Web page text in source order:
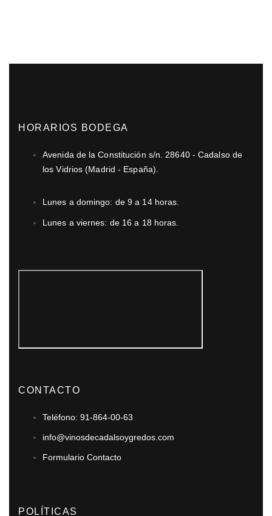
HORARIOS BODEGA
Avenida de la Constitución s/n. 28640 - Cadalso de
los Vidrios (Madrid - España).
Lunes a domingo: de 9 a 14 horas.
Lunes a viernes: de 16 a 18 horas.
CONTACTO
Teléfono: 91-864-00-63
info@vinosdecadalsoygredos.com
Formulario Contacto
POLÍTICAS